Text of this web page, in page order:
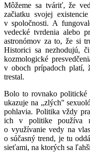
Môžeme sa tváriť, že
začiatku svojej
v spoločnosti. A
vedecké tvrdenia alebo
astronómov za to, že si
Historici sa nezhodujú,
kozmologické
v oboch prípadoch platí,
trestal.
Bolo to rovnako politické
ukazuje na „zlých"
pohlavia. Politika vždy
ich v politike používa
o využívanie vedy na
o súčasný trend, je tu
sieťami, na ktorých sa